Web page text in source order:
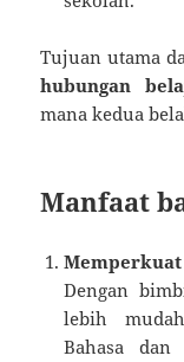
Tujuan utama
hubungan
mana kedua
Manfaat
Dengan
lebih
Bahasa